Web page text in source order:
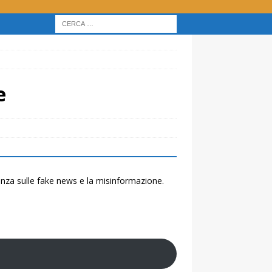
sulle fake news e la misinformazione.